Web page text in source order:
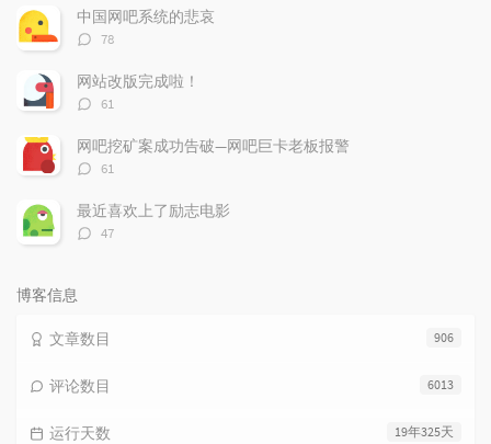
数：
中国网吧系统的悲哀
评
数：
78
网站改版完成啦！
评
数：
61
网吧挖矿案成功告破—网吧巨卡老板报警
评
数：
61
最近喜欢上了励志电影
评
47
博客信息
906
文章数目
6013
评论数目
19年325天
运行天数